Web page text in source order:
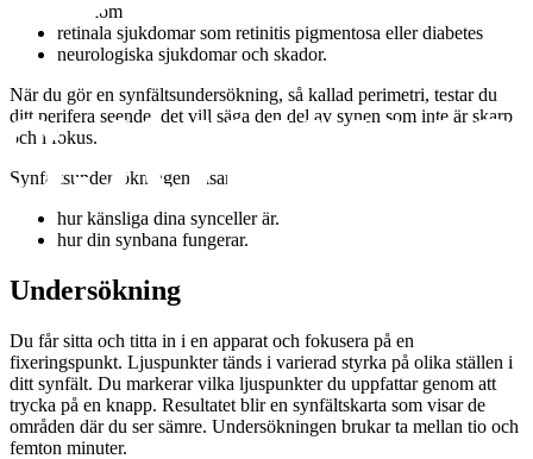
glaukom
retinala sjukdomar som retinitis pigmentosa eller diabetes
neurologiska sjukdomar och skador.
När du gör en synfältsundersökning, så kallad perimetri, testar du
ditt perifera seende, det vill säga den del av synen som inte är skarp
och i fokus.
Synfältsundersökningen visar
hur känsliga dina synceller är.
hur din synbana fungerar.
Undersökning
Du får sitta och titta in i en apparat och fokusera på en
fixeringspunkt. Ljuspunkter tänds i varierad styrka på olika ställen i
ditt synfält. Du markerar vilka ljuspunkter du uppfattar genom att
trycka på en knapp. Resultatet blir en synfältskarta som visar de
områden där du ser sämre. Undersökningen brukar ta mellan tio och
femton minuter.